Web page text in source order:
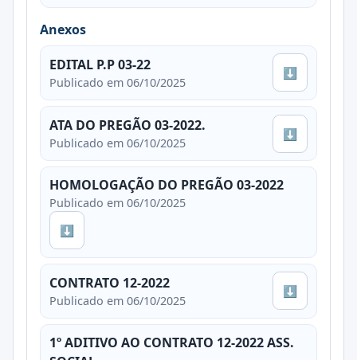
Anexos
EDITAL P.P 03-22
Publicado em 06/10/2025
⬇
ATA DO PREGÃO 03-2022.
Publicado em 06/10/2025
⬇
HOMOLOGAÇÃO DO PREGÃO 03-2022
Publicado em 06/10/2025
⬇
CONTRATO 12-2022
Publicado em 06/10/2025
⬇
1º ADITIVO AO CONTRATO 12-2022 ASS.